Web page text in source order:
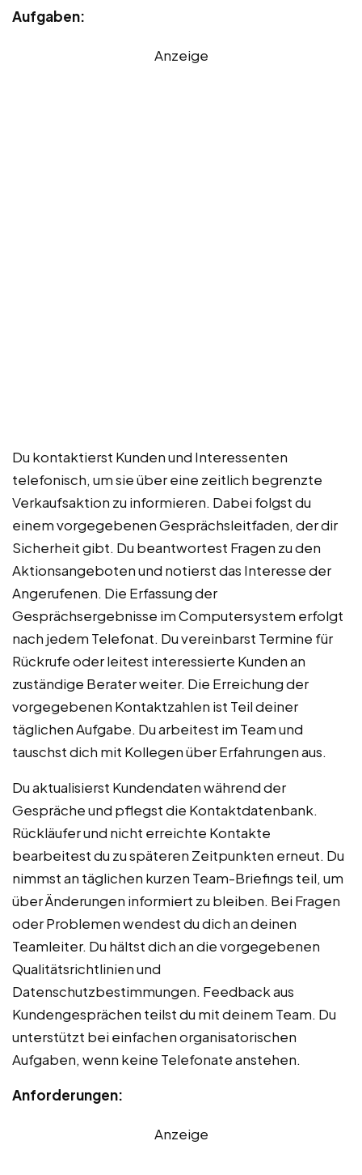
Aufgaben:
Anzeige
Du kontaktierst Kunden und Interessenten
telefonisch, um sie über eine zeitlich begrenzte
Verkaufsaktion zu informieren. Dabei folgst du
einem vorgegebenen Gesprächsleitfaden, der dir
Sicherheit gibt. Du beantwortest Fragen zu den
Aktionsangeboten und notierst das Interesse der
Angerufenen. Die Erfassung der
Gesprächsergebnisse im Computersystem erfolgt
nach jedem Telefonat. Du vereinbarst Termine für
Rückrufe oder leitest interessierte Kunden an
zuständige Berater weiter. Die Erreichung der
vorgegebenen Kontaktzahlen ist Teil deiner
täglichen Aufgabe. Du arbeitest im Team und
tauschst dich mit Kollegen über Erfahrungen aus.
Du aktualisierst Kundendaten während der
Gespräche und pflegst die Kontaktdatenbank.
Rückläufer und nicht erreichte Kontakte
bearbeitest du zu späteren Zeitpunkten erneut. Du
nimmst an täglichen kurzen Team-Briefings teil, um
über Änderungen informiert zu bleiben. Bei Fragen
oder Problemen wendest du dich an deinen
Teamleiter. Du hältst dich an die vorgegebenen
Qualitätsrichtlinien und
Datenschutzbestimmungen. Feedback aus
Kundengesprächen teilst du mit deinem Team. Du
unterstützt bei einfachen organisatorischen
Aufgaben, wenn keine Telefonate anstehen.
Anforderungen:
Anzeige